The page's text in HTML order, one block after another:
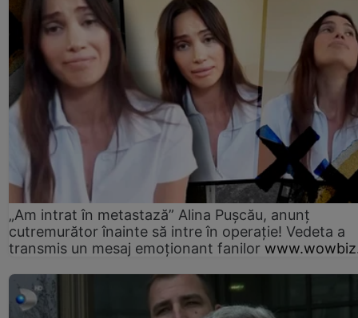
„Am intrat în metastază” Alina Pușcău, anunț
cutremurător înainte să intre în operație! Vedeta a
transmis un mesaj emoționant fanilor